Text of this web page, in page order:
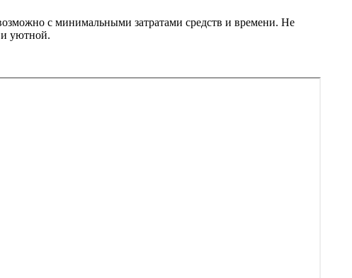
с минимальными затратами средств и времени. Не
и уютной.